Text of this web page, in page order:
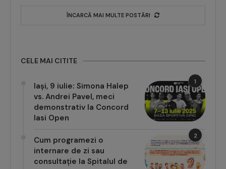
ÎNCARCĂ MAI MULTE POSTĂRI
CELE MAI CITITE
1
Iași, 9 iulie: Simona Halep
vs. Andrei Pavel, meci
demonstrativ la Concord
Iasi Open
2
Cum programezi o
internare de zi sau
consultație la Spitalul de